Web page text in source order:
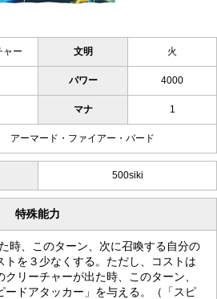
ャー 文明 火
パワー 4000
マナ 1
アーマード・ファイアー・バード
500siki
特殊能力
時、このターン、次に召喚する自分の
トを３少なくする。ただし、コストは
リーチャーが出た時、このターン、
ードアタッカー」を与える。（「スピ